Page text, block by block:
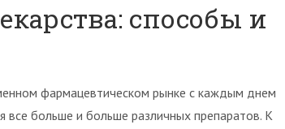
способы и
фармацевтическом рынке с каждым днем
все больше и больше различных препаратов. К